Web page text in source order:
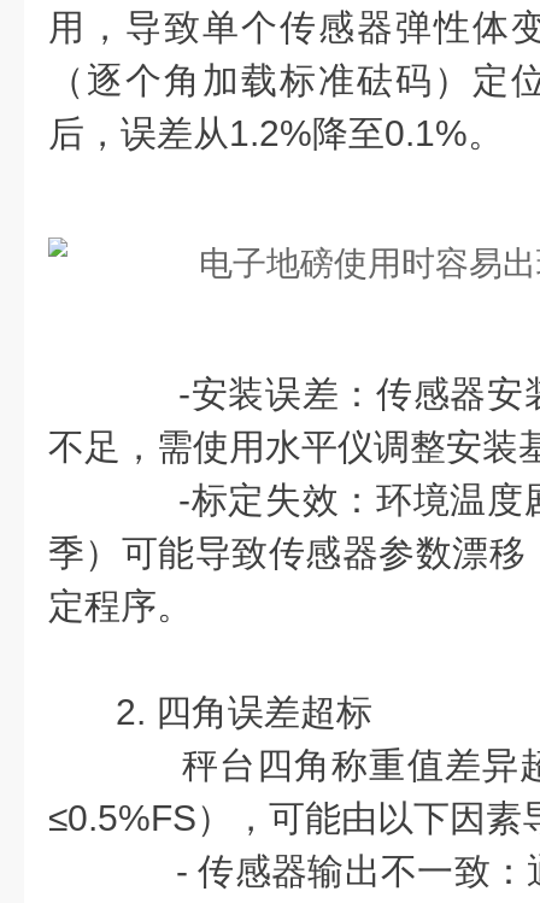
用，导致单个传感器弹性体
（逐个角加载标准砝码）定
后，误差从1.2%降至0.1%。
-安装误差：传感器安
不足，需使用水平仪调整安装
-标定失效：环境温度
季）可能导致传感器参数漂
定程序。
2. 四角误差超标
秤台四角称重值差异
≤0.5%FS），可能由以下因素
- 传感器输出不一致：